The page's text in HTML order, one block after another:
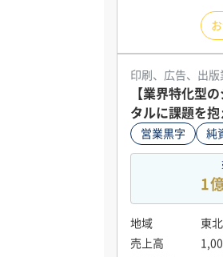
印刷、広告、出版
【業界特化型
タルに課題を
ブスク型の安定
以上
営業黒字 純
1
地域
東
売上高